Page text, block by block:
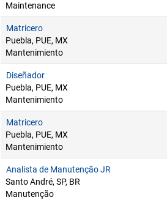
Maintenance
Matricero
Puebla, PUE, MX
Mantenimiento
Diseñador
Puebla, PUE, MX
Mantenimiento
Matricero
Puebla, PUE, MX
Mantenimiento
Analista de Manutenção JR
Santo André, SP, BR
Manutenção